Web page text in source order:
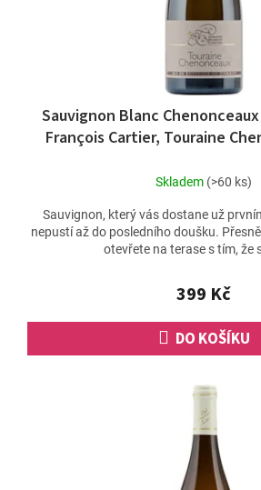
Sauvignon Blanc
François Cartier, Touraine
Skladem (>60 ks)
399 Kč
DO KOŠÍKU
Sauvignon, který vás dostane už
nepustí až do posledního doušku.
otevřete na terase s tím, že